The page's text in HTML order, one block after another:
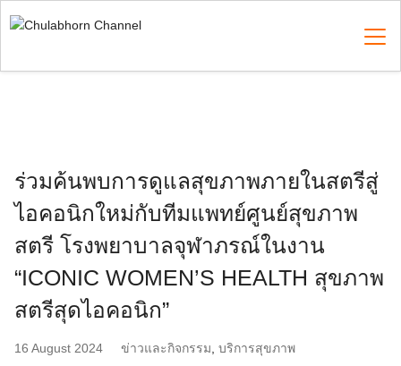
to
ร่วมค้นพบการดูแลสุขภาพภายในสตรีสู่
ไอคอนิกใหม่กับทีมแพทย์ศูนย์สุขภาพ
สตรี โรงพยาบาลจุฬาภรณ์ในงาน
“ICONIC WOMEN’S HEALTH สุขภาพ
สตรีสุดไอคอนิก”
16 August 2024 ข่าวและกิจกรรม บริการสุขภาพ